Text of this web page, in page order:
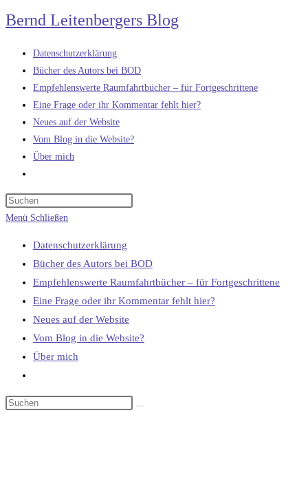
Zum
Inhalt
springen
Bernd Leitenbergers Blog
Datenschutzerklärung
Bücher des Autors bei BOD
Empfehlenswerte Raumfahrtbücher – für Fortgeschrittene
Eine Frage oder ihr Kommentar fehlt hier?
Neues auf der Website
Vom Blog in die Website?
Über mich
umschalten
Menü Schließen
Datenschutzerklärung
Bücher des Autors bei BOD
Empfehlenswerte Raumfahrtbücher – für Fortgeschrittene
Eine Frage oder ihr Kommentar fehlt hier?
Neues auf der Website
Vom Blog in die Website?
Über mich
umschalten